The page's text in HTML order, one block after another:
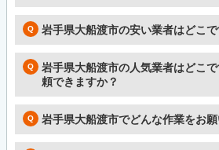
岩手県大船渡市の安い業者はどこで
岩手県大船渡市の人気業者はどこ
頼できますか？
岩手県大船渡市でどんな作業をお